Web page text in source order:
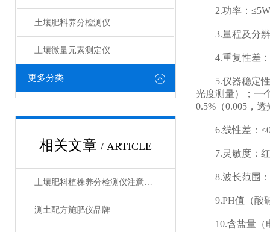
土壤肥料养分检测仪​
土壤微量元素测定仪
更多分类
相关文章 / ARTICLE
土壤肥料植株养分检测仪注意事项
测土配方施肥仪品牌
2.功率：≤5W
3.量程及分辨
4.重复性差：
5.仪器稳定性
光度测量）；一
0.5%（0.005，
6.线性差：
7.灵敏度：红光
8.波长范围：红
9.PH值（酸碱
10.含盐量（电